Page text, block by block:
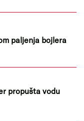
paljenja bojlera
propušta vodu